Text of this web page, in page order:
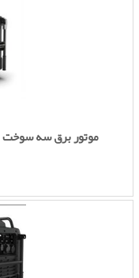
موتور برق سه سوخت 8.5کیلو وات دوو مدل GDA9000ST